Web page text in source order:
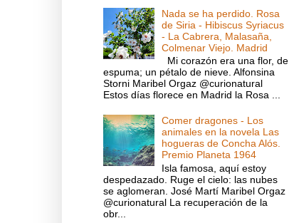
Nada se ha perdido. Rosa
de Siria - Hibiscus Syriacus
- La Cabrera, Malasaña,
Colmenar Viejo. Madrid
Mi corazón era una flor, de
espuma; un pétalo de nieve. Alfonsina
Storni Maribel Orgaz @curionatural
Estos días florece en Madrid la Rosa ...
Comer dragones - Los
animales en la novela Las
hogueras de Concha Alós.
Premio Planeta 1964
Isla famosa, aquí estoy
despedazado. Ruge el cielo: las nubes
se aglomeran. José Martí Maribel Orgaz
@curionatural La recuperación de la
obr...